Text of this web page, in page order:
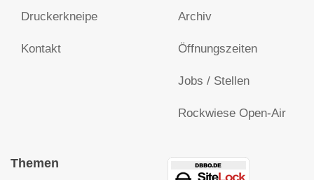
Druckerkneipe
Kontakt
Archiv
Öffnungszeiten
Jobs / Stellen
Rockwiese Open-Air
Themen